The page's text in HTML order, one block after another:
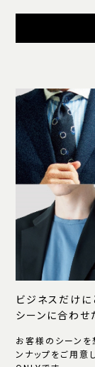
ビジネスだけに
シーンに合わせ
お客様のシーンを
ンナップをご用意